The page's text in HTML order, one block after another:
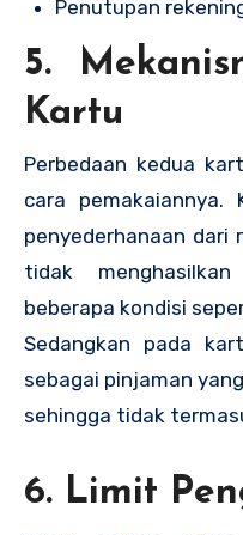
Penutupan
5.
Kartu
Perbedaan kedua
cara
penyederhanaan dari
tidak
beberapa kondisi
Sedangkan pada
sebagai pinjaman
sehingga tidak
6. Limit